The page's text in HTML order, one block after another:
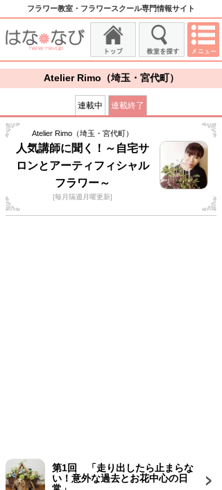
フラワー教室・フラワースクール専門情報サイト
Atelier Rimo（埼玉・宮代町）
連載中 連載終了
Atelier Rimo（埼玉・宮代町）
人気講師に聞く！～自宅サ
ロンとアーティフィシャル
フラワー～
[毎月隔週月曜更新]
第1回 「走り出したら止まらな
い！意外な過去とお花中心の日